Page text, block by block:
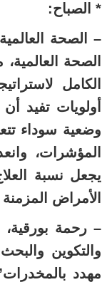
* الصباح:
– الصحة
الصحة
أولويات تفيد
وضعية سوداء
المؤشرات،
الأمراض
– رحمة بورقية،
والتكوين
مهدد